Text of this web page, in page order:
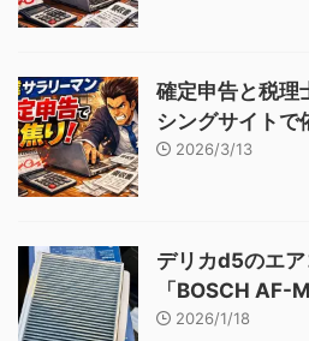
確定申告と税
シングサイトで
2026/3/13
デリカd5のエ
「BOSCH AF-
2026/1/18